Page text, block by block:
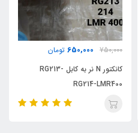
490,000 تومان
کانکتور BNC نر به کابل RG316